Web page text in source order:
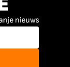
nieuws